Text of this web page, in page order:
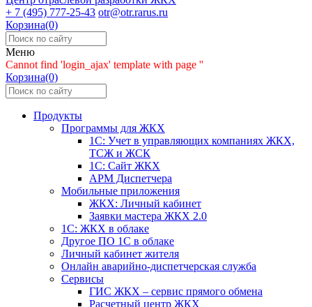
+ 7 (495) 777-25-43 otr@otr.rarus.ru
Корзина(0)
Меню
Cannot find 'login_ajax' template with page ''
Корзина(0)
Продукты
Программы для ЖКХ
1С: Учет в управляющих компаниях ЖКХ,
ТСЖ и ЖСК
1С: Сайт ЖКХ
АРМ Диспетчера
Мобильные приложения
ЖКХ: Личный кабинет
Заявки мастера ЖКХ 2.0
1С: ЖКХ в облаке
Другое ПО 1С в облаке
Личный кабинет жителя
Онлайн аварийно-диспетчерская служба
Сервисы
ГИС ЖКХ – сервис прямого обмена
Расчетный центр ЖКХ